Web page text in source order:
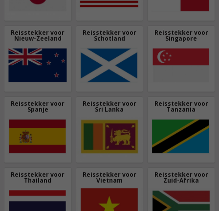
Reisstekker voor
Nieuw-Zeeland
Reisstekker voor
Schotland
Reisstekker voor
Singapore
Reisstekker voor
Spanje
Reisstekker voor
Sri Lanka
Reisstekker voor
Tanzania
Reisstekker voor
Thailand
Reisstekker voor
Vietnam
Reisstekker voor
Zuid-Afrika